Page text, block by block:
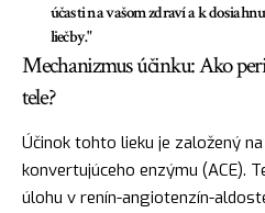
účasti na vašom zdraví a k
liečby."
Mechanizmus účinku: Ako
tele?
Účinok tohto lieku je založený
konvertujúceho enzýmu (ACE).
úlohu v renín-angiotenzín-